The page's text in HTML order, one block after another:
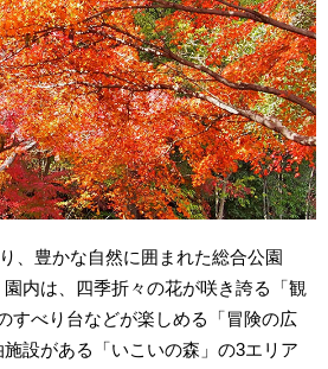
、豊かな自然に囲まれた総合公園
園内は、四季折々の花が咲き誇る「観
すべり台などが楽しめる「冒険の広
設がある「いこいの森」の3エリア